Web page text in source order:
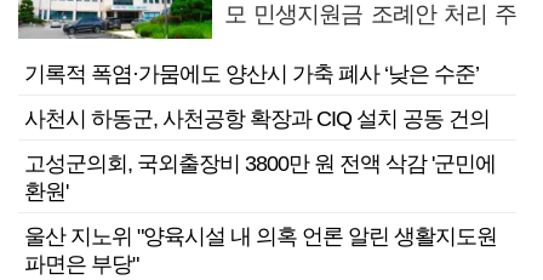
모 민생지원금 조례안 처리 주
기록적 폭염·가뭄에도 양산시 가축 폐사 ‘낮은 수준’
사천시 하동군, 사천공항 확장과 CIQ 설치 공동 건의
고성군의회, 국외출장비 3800만 원 전액 삭감 '군민에
환원'
울산 지노위 "양육시설 내 의혹 언론 알린 생활지도원
파면은 부당"